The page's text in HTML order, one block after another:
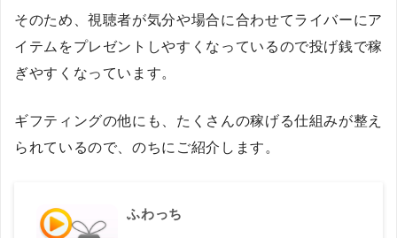
そのため、視聴者が気分や場合に合わせてライバーにア
イテムをプレゼントしやすくなっているので投げ銭で稼
ぎやすくなっています。
ギフティングの他にも、たくさんの稼げる仕組みが整え
られているので、のちにご紹介します。
ふわっち